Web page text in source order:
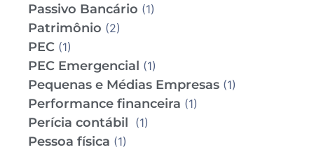
Passivo Bancário (1)
Patrimônio (2)
PEC (1)
PEC Emergencial (1)
Pequenas e Médias Empresas (1)
Performance financeira (1)
Perícia contábil (1)
Pessoa física (1)